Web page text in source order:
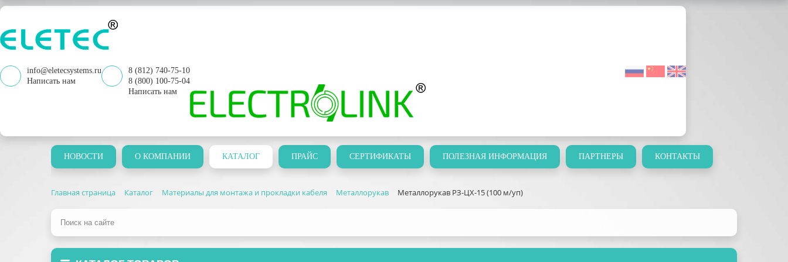
info@eletecsystems.ru
Написать нам
8 (812) 740-75-10
8 (800) 100-75-04
Написать нам
НОВОСТИ О КОМПАНИИ КАТАЛОГ ПРАЙС СЕРТИФИКАТЫ ПОЛЕЗНАЯ ИНФОРМАЦИЯ ПАРТНЕРЫ КОНТАКТЫ
Главная страница Каталог Материалы для монтажа и прокладки кабеля Металлорукав Металлорукав РЗ-ЦХ-15 (100 м/уп)